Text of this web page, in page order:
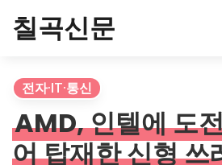
칠곡신문
전자·IT·통신
AMD, 인텔에 도
어 탑재한 신형 쓰